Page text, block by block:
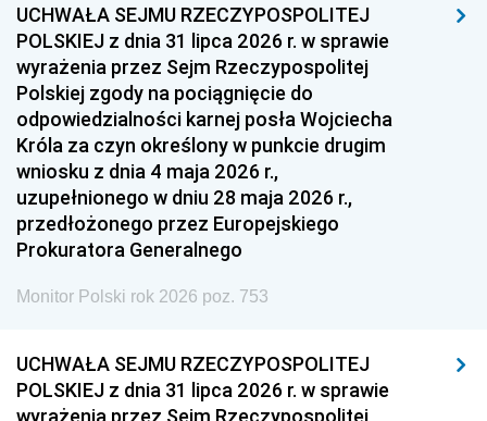
UCHWAŁA SEJMU RZECZYPOSPOLITEJ
POLSKIEJ z dnia 31 lipca 2026 r. w sprawie
wyrażenia przez Sejm Rzeczypospolitej
Polskiej zgody na pociągnięcie do
odpowiedzialności karnej posła Wojciecha
Króla za czyn określony w punkcie drugim
wniosku z dnia 4 maja 2026 r.,
uzupełnionego w dniu 28 maja 2026 r.,
przedłożonego przez Europejskiego
Prokuratora Generalnego
Monitor Polski rok 2026 poz. 753
UCHWAŁA SEJMU RZECZYPOSPOLITEJ
POLSKIEJ z dnia 31 lipca 2026 r. w sprawie
wyrażenia przez Sejm Rzeczypospolitej